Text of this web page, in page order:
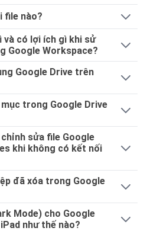
file nào?
và có lợi ích gì khi sử
Google Workspace?
Google Drive trên
trong Google Drive
sửa file Google
khi không có kết nối
đã xóa trong Google
Mode) cho Google
như thế nào?